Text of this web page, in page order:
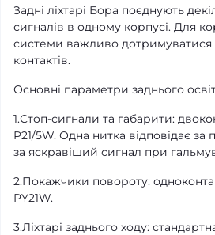
Задні ліхтарі Бора поєднують
сигналів в одному корпусі. Для
системи важливо дотримуватися
контактів.
Основні параметри заднього
1.Стоп-сигнали та габарити:
P21/5W. Одна нитка відповідає за
за яскравіший сигнал при
2.Покажчики повороту:
PY21W.
3.Ліхтарі заднього ходу: